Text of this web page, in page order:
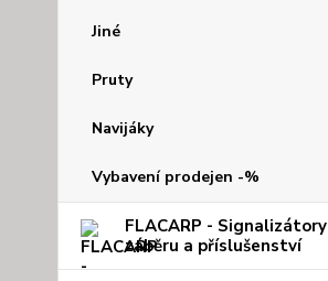
Jiné
Pruty
Navijáky
Vybavení prodejen -%
FLACARP - Signalizátory
záběru a příslušenství